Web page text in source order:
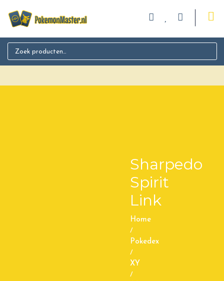
Search for:
Sharpedo
Spirit
Link
Home
/
Pokedex
/
XY
/